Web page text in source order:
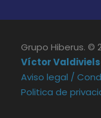
Grupo Hiberus. ©
Víctor
Aviso legal /
Politica de